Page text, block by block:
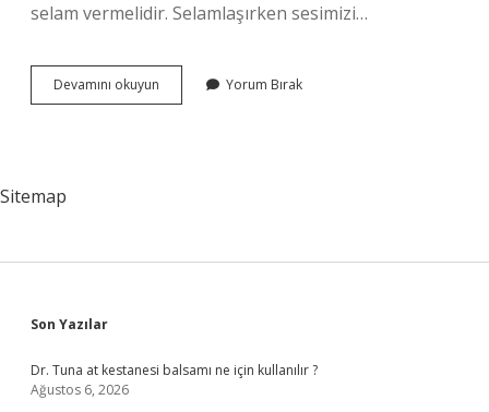
selam vermelidir. Selamlaşırken sesimizi…
Devamını okuyun
Kim
Yorum Bırak
Sitemap
Sidebar
Son Yazılar
Dr. Tuna at kestanesi balsamı ne için kullanılır ?
Ağustos 6, 2026